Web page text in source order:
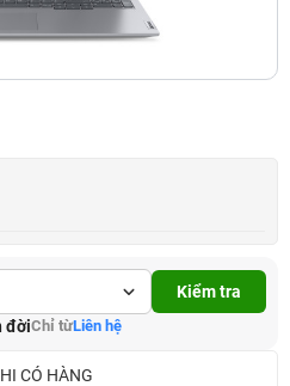
Kiểm tra
đờiChỉ từLiên hệ
CÓ HÀNG